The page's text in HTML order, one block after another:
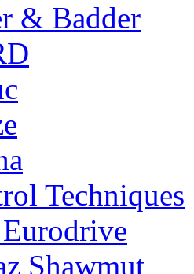
& Badder
Techniques
Shawmut